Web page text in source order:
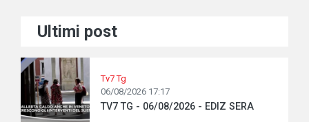
Ultimi post
Tv7 Tg
06/08/2026 17:17
TV7 TG - 06/08/2026 - EDIZ SERA